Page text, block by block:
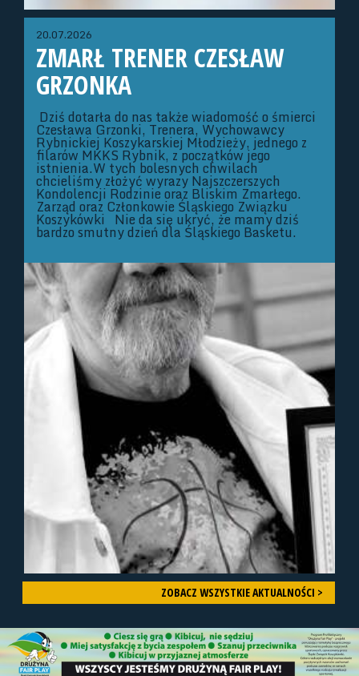
20.07.2026
ZMARŁ TRENER CZESŁAW
GRZONKA
Dziś dotarła do nas także wiadomość o śmierci
Czesława Grzonki, Trenera, Wychowawcy
Rybnickiej Koszykarskiej Młodzieży, jednego z
filarów MKKS Rybnik, z początków jego
istnienia.W tych bolesnych chwilach
chcieliśmy złożyć wyrazy Najszczerszych
Kondolencji Rodzinie oraz Bliskim Zmarłego.
Zarząd oraz Członkowie Śląskiego Związku
Koszykówki Nie da się ukryć, że mamy dziś
bardzo smutny dzień dla Śląskiego Basketu.
ZOBACZ WSZYSTKIE AKTUALNOŚCI >